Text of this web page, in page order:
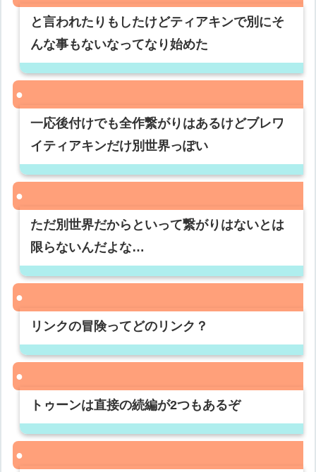
と言われたりもしたけどティアキンで別にそ
んな事もないなってなり始めた
一応後付けでも全作繋がりはあるけどブレワ
イティアキンだけ別世界っぽい
ただ別世界だからといって繋がりはないとは
限らないんだよな…
リンクの冒険ってどのリンク？
トゥーンは直接の続編が2つもあるぞ